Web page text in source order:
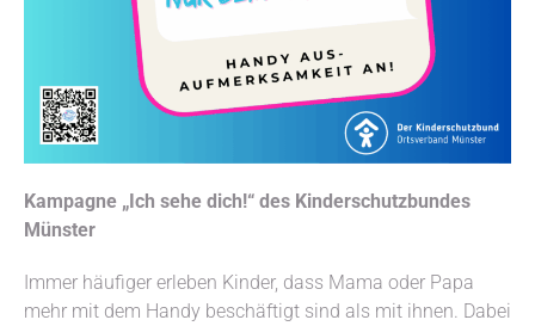
Kampagne „Ich sehe dich!“ des Kinderschutzbundes
Münster
Immer häufiger erleben Kinder, dass Mama oder Papa
mehr mit dem Handy beschäftigt sind als mit ihnen. Dabei